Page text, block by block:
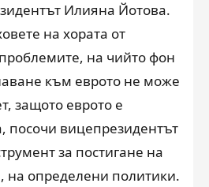
Илияна Йотова.
на хората от
на чийто фон
към еврото не може
защото еврото е
посочи вицепрезидентът
за постигане на
на определени политики.